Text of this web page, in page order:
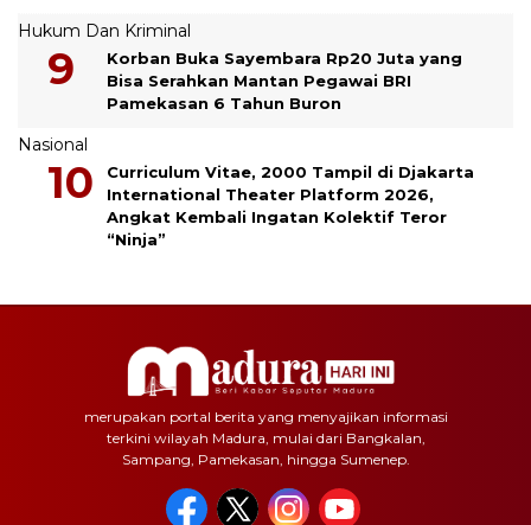
Hukum Dan Kriminal
Korban Buka Sayembara Rp20 Juta yang
Bisa Serahkan Mantan Pegawai BRI
Pamekasan 6 Tahun Buron
Nasional
Curriculum Vitae, 2000 Tampil di Djakarta
International Theater Platform 2026,
Angkat Kembali Ingatan Kolektif Teror
“Ninja”
merupakan portal berita yang menyajikan informasi
terkini wilayah Madura, mulai dari Bangkalan,
Sampang, Pamekasan, hingga Sumenep.